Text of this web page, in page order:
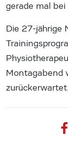
gerade mal bei
Die 27-jährige
Montagabend